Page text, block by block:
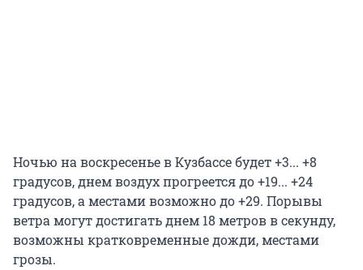
Ночью на воскресенье в Кузбассе будет +3... +8
градусов, днем воздух прогреется до +19... +24
градусов, а местами возможно до +29. Порывы
ветра могут достигать днем 18 метров в секунду,
возможны кратковременные дожди, местами
грозы.